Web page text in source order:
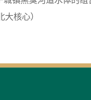
大核心）